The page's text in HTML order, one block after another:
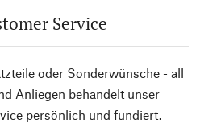
Service
oder Sonderwünsche - all
Anliegen behandelt unser
persönlich und fundiert.